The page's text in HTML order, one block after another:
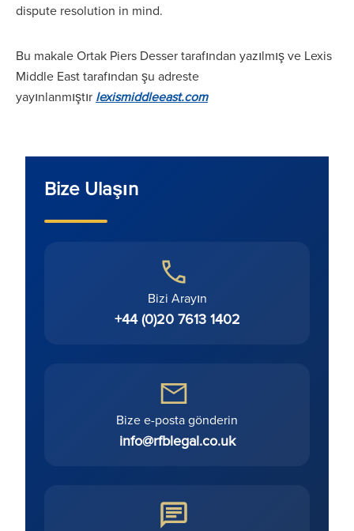
dispute resolution in mind.
Bu makale Ortak Piers Desser tarafından yazılmış ve Lexis
Middle East tarafından şu adreste
yayınlanmıştır lexismiddleeast.com
Bize Ulaşın
Bizi Arayın
+44 (0)20 7613 1402
Bize e-posta gönderin
info@rfblegal.co.uk